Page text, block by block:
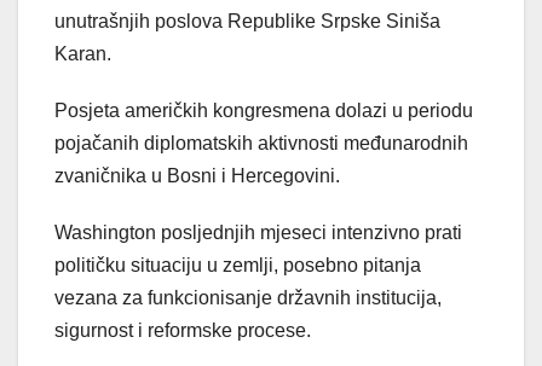
unutrašnjih poslova Republike Srpske Siniša
Karan.
Posjeta američkih kongresmena dolazi u periodu
pojačanih diplomatskih aktivnosti međunarodnih
zvaničnika u Bosni i Hercegovini.
Washington posljednjih mjeseci intenzivno prati
političku situaciju u zemlji, posebno pitanja
vezana za funkcionisanje državnih institucija,
sigurnost i reformske procese.